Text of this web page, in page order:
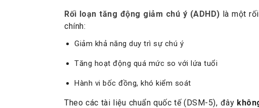
Rối loạn tăng động giảm chú ý (ADHD) là một
chính:
Giảm khả năng duy trì sự chú ý
Tăng hoạt động quá mức so với lứa tuổi
Hành vi bốc đồng, khó kiểm soát
Theo các tài liệu chuẩn quốc tế (DSM-5), đây